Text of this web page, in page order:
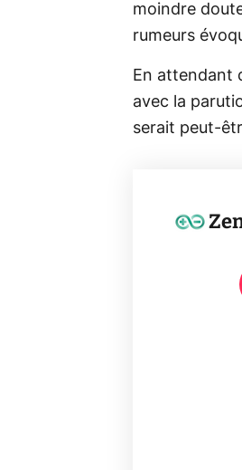
moindre
rumeurs
En attendant
avec la
serait peut-